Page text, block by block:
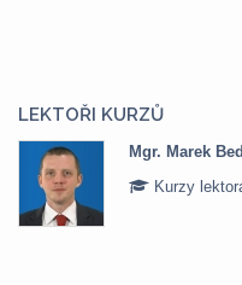
LEKTOŘI KURZŮ
Mgr. Marek
Kurzy